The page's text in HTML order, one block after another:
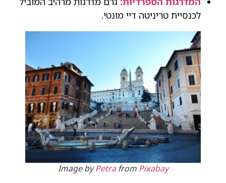
לכנסיית טריניטה דיי מונטי.
Image byPetrafrom Pixabay